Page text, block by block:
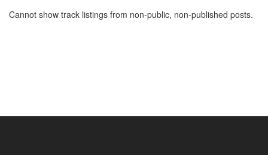
Cannot show track listings from non-public, non-published posts.